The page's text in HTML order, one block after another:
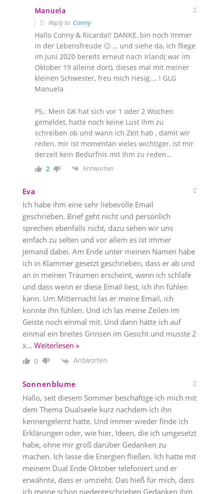
Manuela
Reply to Conny
Hallo Conny & Ricarda!! DANKE, bin noch immer
in der Lebensfreude 🙂 … und siehe da, ich fliege
im Juni 2020 bereits erneut nach Irland( war im
Oktober 19 alleine dort), dieses mal mit meiner
kleinen Schwester, freu mich riesig…. ! GLG
Manuela
PS.: Mein GK hat sich vor 1 oder 2 Wochen
gemeldet, hatte noch keine Lust ihm zu
schreiben ob und wann ich Zeit hab , damit wir
reden, mir ist momentan vieles wichtiger, ist mir
derzeit kein Bedürfnis mit ihm zu reden…
2 Antworten
Eva
Ich habe ihm eine sehr liebevolle Email
geschrieben. Brief geht nicht und persönlich
sprechen ebenfalls nicht, dazu sehen wir uns
einfach zu selten und vor allem es ist immer
jemand dabei. Am Ende unter meinen Namen habe
ich in Klammer gesetzt geschrieben, dass er ab und
an in meinen Träumen erscheint, wenn ich schlafe
und dass wenn er diese Email liest, ich ihn fühlen
kann. Um Mitternacht las er meine Email, ich
konnte ihn fühlen. Und ich las meine Zeilen im
Geiste noch einmal mit. Und dann hatte ich auf
einmal ein breites Grinsen im Gesicht und musste 2
x… Weiterlesen »
0 Antworten
Sonnenblume
Hallo, seit diesem Sommer beschäftige ich mich mit
dem Thema Dualseele kurz nachdem ich ihn
kennengelernt hatte. Und immer wieder finde ich
Erklärungen oder, wie hier, Ideen, die ich umgesetzt
habe, ohne mir groß darüber Gedanken zu
machen. Ich lasse die Energien fließen. Ich hatte mit
meinem Dual Ende Oktober telefoniert und er
erwähnte, dass er umzieht. Das hieß für mich, dass
ich meine schon niedergeschrieben Gedanken ihm